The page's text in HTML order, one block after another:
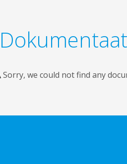
Sorry, we could not find any